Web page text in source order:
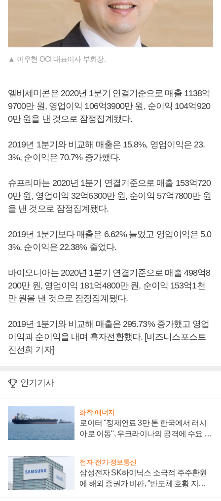
▲ 이우현 OCI 대표이사 부회장.
엘비세미콘은 2020년 1분기 연결기준으로 매출 1138억
9700만 원, 영업이익 106억3900만 원, 순이익 104억920
0만 원을 낸 것으로 잠정집계됐다.
2019년 1분기와 비교해 매출은 15.8%, 영업이익은 23.
3%, 순이익은 70.7% 증가했다.
슈프리마는 2020년 1분기 연결기준으로 매출 153억720
0만 원, 영업이익 32억6300만 원, 순이익 57억7800만 원
을 낸 것으로 잠정집계됐다.
2019년 1분기보다 매출은 6.62% 늘었고 영업이익은 5.0
3%, 순이익은 22.38% 줄었다.
바이오니아는 2020년 1분기 연결기준으로 매출 498억8
200만 원, 영업이익 181억4800만 원, 순이익 153억1천
만 원을 낸 것으로 잠정집계됐다.
2019년 1분기와 비교해 매출은 295.73% 증가했고 영업
이익과 순이익을 내며 흑자전환했다. [비즈니스포스트
진선희 기자]
인기기사
화학·에너지
로이터 "정제연료 3만 톤 한국에서 러시
아로 이동", 우크라이나의 공격에 수요 늘
전자·전기·정보통신
삼성전자 SK하이닉스 소극적 주주환원
에 해외 증권가 비판, "반도체 호황 지속